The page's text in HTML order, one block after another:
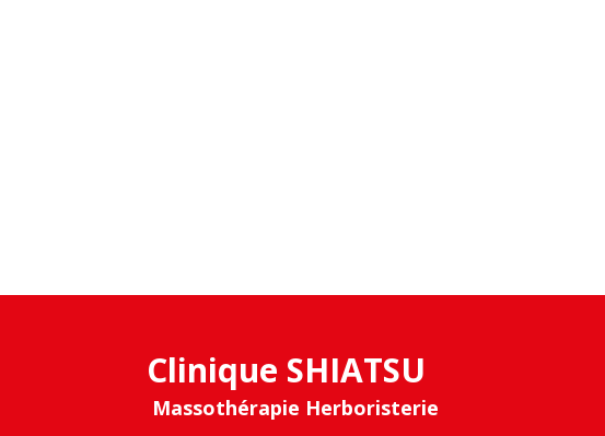
Clinique SHIATSU
Massothérapie Herboristerie